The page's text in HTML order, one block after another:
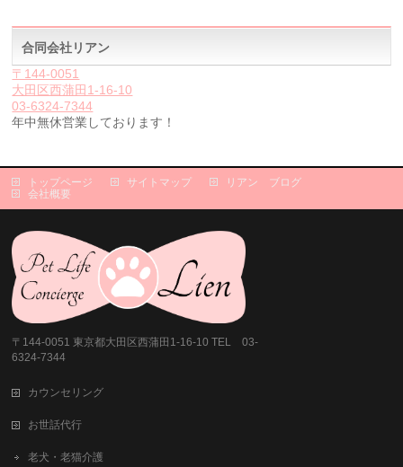
合同会社リアン
〒144-0051
大田区西蒲田1-16-10
03-6324-7344
年中無休営業しております！
トップページ サイトマップ
リアン ブログ
会社概要
〒144-0051 東京都大田区西蒲田1-16-10 TEL 03-
6324-7344
カウンセリング
お世話代行
老犬・老猫介護